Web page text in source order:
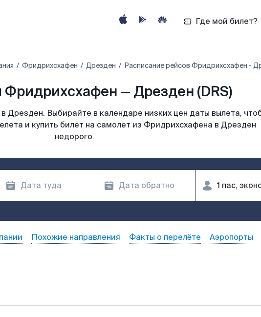
Где мой билет?
Фридрихсхафен Дрезден Расписание рейсов Фридрихсхафен -
— Дрезден (DRS)
Дрезден. Выбирайте в календаре низких цен даты вылета,
и купить билет на самолет из Фридрихсхафена в Дрезден
недорого.
Похожие направления Факты о перелёте Аэропорты